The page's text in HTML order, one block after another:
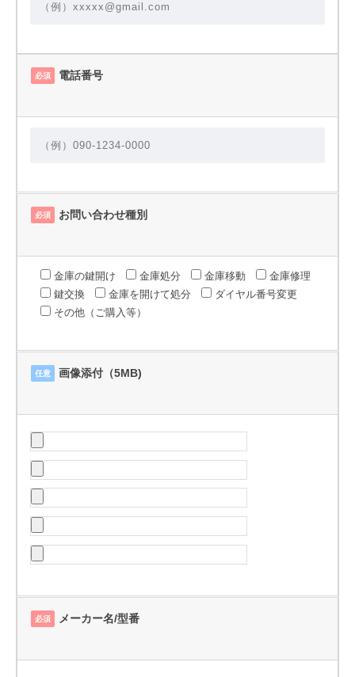
必須 電話番号
必須 お問い合わせ種別
金庫の鍵開け 金庫処分 金庫移動
金庫修理
鍵交換
金庫を開けて処分
ダイヤル番号変更
その他（ご購入等）
任意 画像添付（5MB)
必須 メーカー名/型番